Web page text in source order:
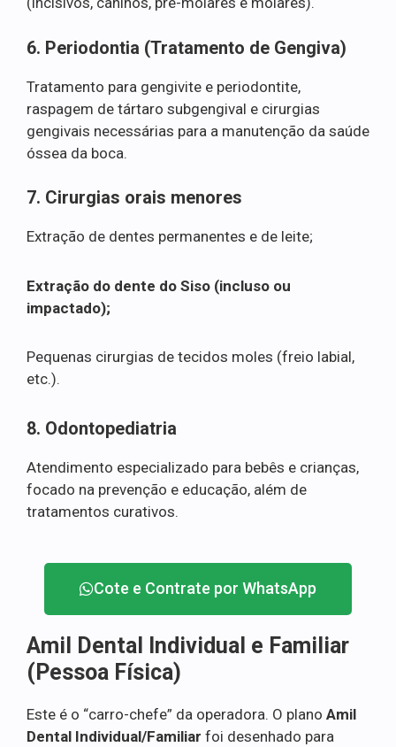
6. Periodontia (Tratamento de Gengiva)
Tratamento para gengivite e periodontite,
raspagem de tártaro subgengival e cirurgias
gengivais necessárias para a manutenção da saúde
óssea da boca.
7. Cirurgias orais menores
Extração de dentes permanentes e de leite;
Extração do dente do Siso (incluso ou
impactado);
Pequenas cirurgias de tecidos moles (freio labial,
etc.).
8. Odontopediatria
Atendimento especializado para bebês e crianças,
focado na prevenção e educação, além de
tratamentos curativos.
Cote e Contrate por WhatsApp
Amil Dental Individual e Familiar
(Pessoa Física)
Este é o “carro-chefe” da operadora. O plano Amil
Dental Individual/Familiar foi desenhado para